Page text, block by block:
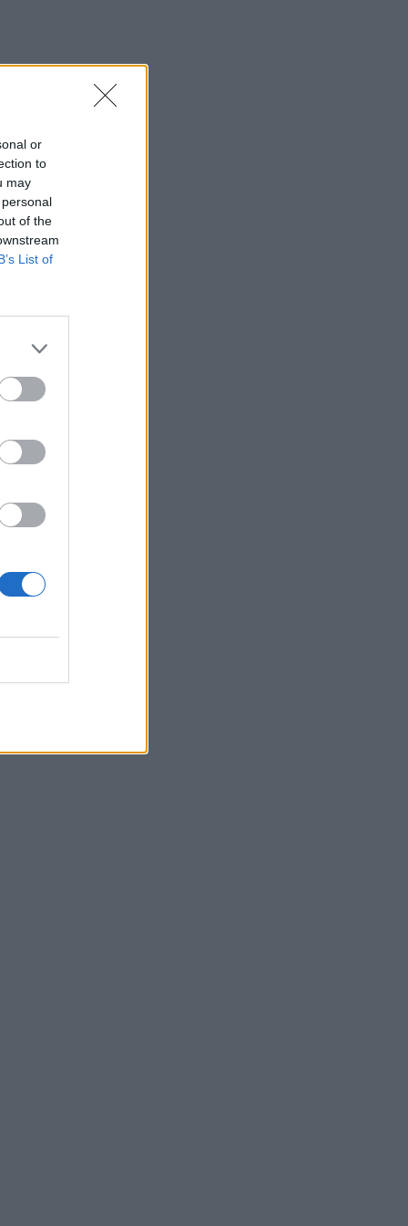
or
to
may
of the
List of
Κρήτη: Έδειχνε το 10χρονο κορίτσι και
ρωτούσε "πόσο;" - Έρευνες για
παιδεραστή τουρίστα - Δείτε βίντεο